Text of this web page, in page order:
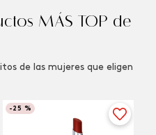
MÁS TOP de
de las mujeres que eligen
-25 %